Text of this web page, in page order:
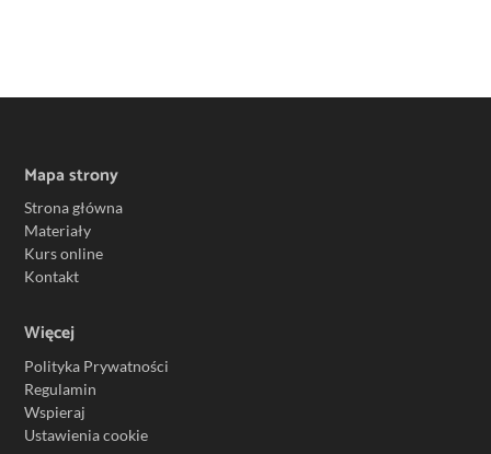
Mapa strony
Strona główna
Materiały
Kurs online
Kontakt
Więcej
Polityka Prywatności
Regulamin
Wspieraj
Ustawienia cookie